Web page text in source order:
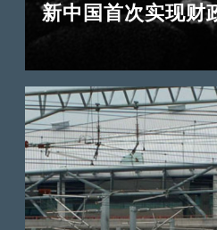
新中国首次实现财